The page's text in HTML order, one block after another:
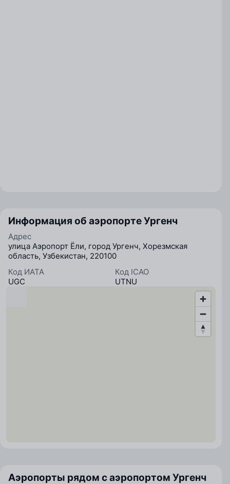
Информация об аэропорте Ургенч
Адрес
улица Аэропорт Ёли, город Ургенч, Хорезмская
область, Узбекистан, 220100
Код ИАТА
UGC
Код ICAO
UTNU
Аэропорты рядом с аэропортом Ургенч